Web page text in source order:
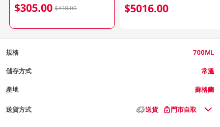
$305.00 $418.00 $5016.00
規格 700ML
儲存方式 常溫
產地 蘇格蘭
送貨方式 送貨 門市自取